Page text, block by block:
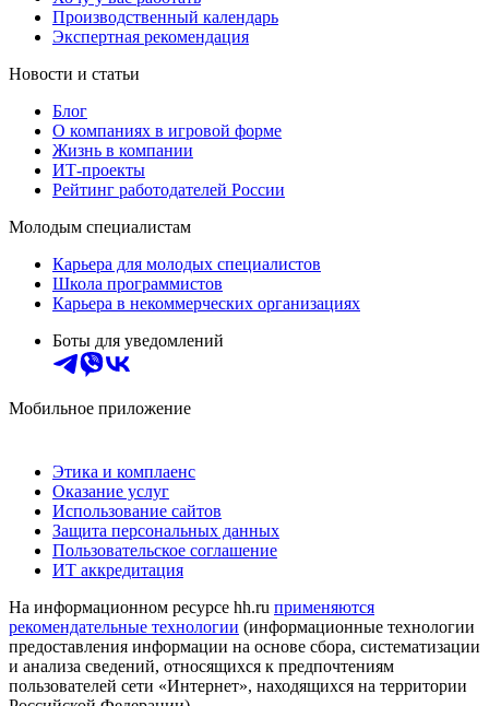
Производственный календарь
Экспертная рекомендация
Новости и статьи
Блог
О компаниях в игровой форме
Жизнь в компании
ИТ-проекты
Рейтинг работодателей России
Молодым специалистам
Карьера для молодых специалистов
Школа программистов
Карьера в некоммерческих организациях
Боты для уведомлений
Мобильное приложение
Этика и комплаенс
Оказание услуг
Использование сайтов
Защита персональных данных
Пользовательское соглашение
ИТ аккредитация
На информационном ресурсе hh.ru применяются
рекомендательные технологии (информационные технологии
предоставления информации на основе сбора, систематизации
и анализа сведений, относящихся к предпочтениям
пользователей сети «Интернет», находящихся на территории